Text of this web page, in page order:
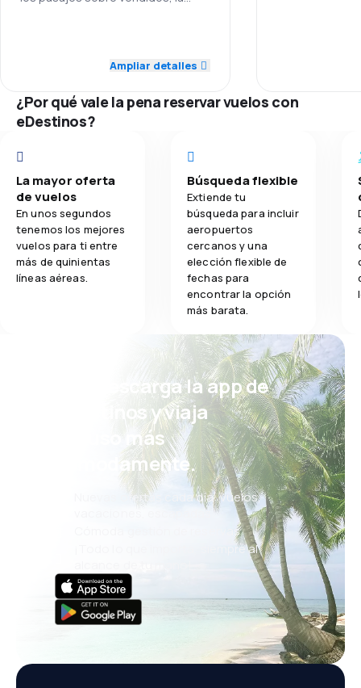
2.0
Red de conexiones 4.0
4.0
Comodidad de viaje 4.0
Transporte de equipaje 4.0
Comidas 5.0
Ampliar detalles
Red de
Comodidad
Transporte
¿Por qué vale la pena reservar vuelos con
eDestinos?
La mayor oferta
de vuelos
En unos segundos
tenemos los mejores
vuelos para ti entre
más de quinientas
líneas aéreas.
Búsqueda flexible
Extiende tu
búsqueda para incluir
aeropuertos
cercanos y una
elección flexible de
fechas para
encontrar la opción
más barata.
¡Eh! Descarga la app de
eDestinos y viaja
incluso más
cómodamente.
Nuevas ofertas cada día: vuelos,
vacaciones, escapadas
Cómoda gestión de reservas
¡Todo lo que importa, siempre al